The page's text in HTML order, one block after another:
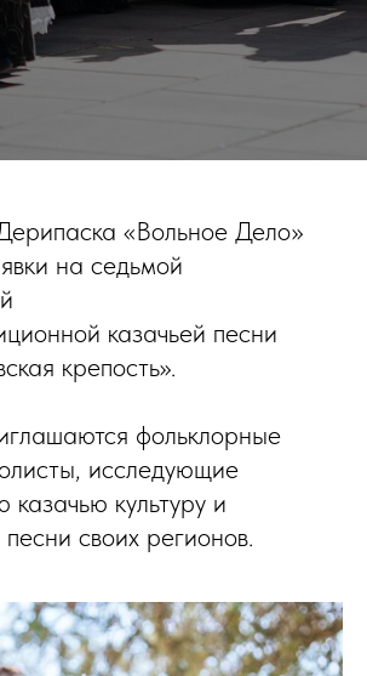
«Вольное Дело»
на седьмой
казачьей песни
крепость».
фольклорные
исследующие
культуру и
своих регионов.